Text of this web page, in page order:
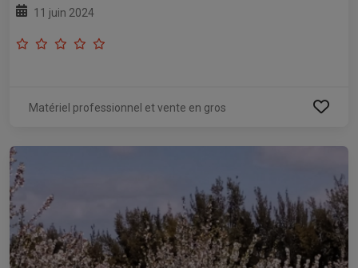
11 juin 2024
Matériel professionnel et vente en gros